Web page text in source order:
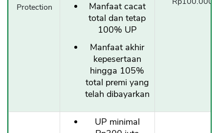
Protection
Manfaat cacat
total dan tetap
100% UP
Manfaat akhir
kepesertaan
hingga 105%
total premi yang
telah dibayarkan
UP minimal